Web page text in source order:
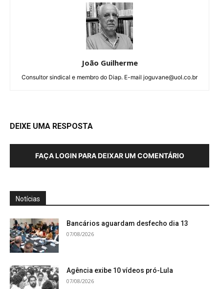
João Guilherme
Consultor sindical e membro do Diap. E-mail joguvane@uol.co.br
DEIXE UMA RESPOSTA
FAÇA LOGIN PARA DEIXAR UM COMENTÁRIO
Notícias
Bancários aguardam desfecho dia 13
07/08/2026
Agência exibe 10 vídeos pró-Lula
07/08/2026